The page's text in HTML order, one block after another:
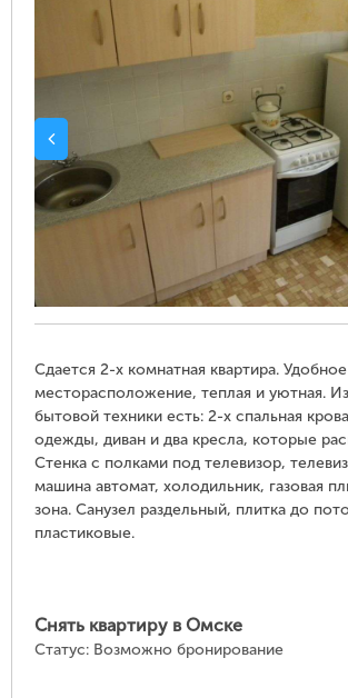
Сдается 2-х комнатная квартира. Удобное
месторасположение, теплая и уютная.
бытовой техники есть: 2-х спальная
одежды, диван и два кресла, которые
Стенка с полками под телевизор,
машина автомат, холодильник, газовая
зона. Санузел раздельный, плитка до
пластиковые.
Снять квартиру в Омске
Статус: Возможно бронирование